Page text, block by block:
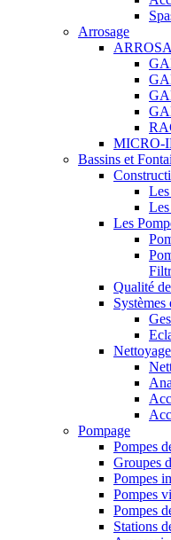
Arrosage
MICRO-
Bassins et
Les
Les
Qualité
Systèmes
Pompage
Pompes
Groupes
Pompes
Pompes
Pompes
Stations